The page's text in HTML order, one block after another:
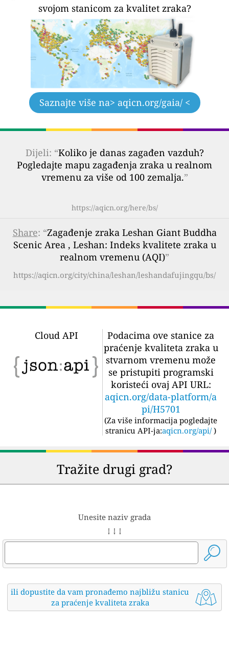
svojom stanicom za kvalitet zraka?
Saznajte više na> aqicn.org/gaia/ <
Dijeli: “Koliko je danas zagađen vazduh?
Pogledajte mapu zagađenja zraka u realnom
vremenu za više od 100 zemalja.”
https://aqicn.org/here/bs/
Share: “Zagađenje zraka Leshan Giant Buddha
Scenic Area , Leshan: Indeks kvalitete zraka u
realnom vremenu (AQI)”
https://aqicn.org/city/china/leshan/leshandafujingqu/bs/
Cloud API
Podacima ove stanice za
praćenje kvaliteta zraka u
stvarnom vremenu može
se pristupiti programski
koristeći ovaj API URL:
aqicn.org/data-platform/a
pi/H5701
(Za više informacija pogledajte
stranicu API-ja:aqicn.org/api/ )
Tražite drugi grad?
Unesite naziv grada
↓ ↓ ↓
ili dopustite da vam pronađemo najbližu stanicu
za praćenje kvaliteta zraka